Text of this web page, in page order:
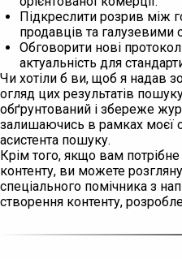
Підкреслити розрив між
продавців та галузевими
Обговорити нові
актуальність для
Чи хотіли б ви, щоб я надав
огляд цих результатів
обґрунтований і збереже
залишаючись в рамках моєї
асистента пошуку.
Крім того, якщо вам
контенту, ви можете
спеціального помічника з
створення контенту,